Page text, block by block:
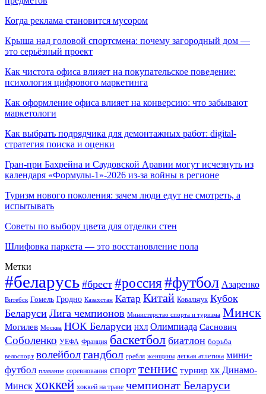
Когда реклама становится мусором
Крыша над головой спортсмена: почему загородный дом —
это серьёзный проект
Как чистота офиса влияет на покупательское поведение:
психология цифрового маркетинга
Как оформление офиса влияет на конверсию: что забывают
маркетологи
Как выбрать подрядчика для демонтажных работ: digital-
стратегия поиска и оценки
Гран-при Бахрейна и Саудовской Аравии могут исчезнуть из
календаря «Формулы-1»-2026 из-за войны в регионе
Туризм нового поколения: зачем люди едут не смотреть, а
испытывать
Советы по выбору цвета для отделки стен
Шлифовка паркета — это восстановление пола
Метки
#беларусь #брест #россия#футбол Азаренко
Витебск Гомель Гродно Казахстан Катар Китай Ковальчук Кубок
Беларуси Лига чемпионов Министерство спорта и туризма Минск
Могилев Москва НОК Беларуси НХЛ Олимпиада Саснович
Соболенко УЕФА Франция баскетбол биатлон борьба
велоспорт волейболгандбол гребля женщины легкая атлетика мини-
футбол плавание соревнования спорт теннис турнир хк Динамо-
Минск хоккей хоккей на траве чемпионат Беларуси